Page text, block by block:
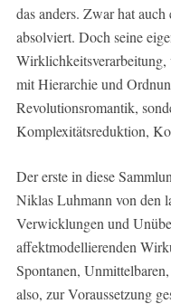
das anders. Zwar hat
absolviert. Doch seine
Wirklichkeitsverarbeitung,
mit Hierarchie und
Revolutionsromantik,
Komplexitätsreduktion,
Der erste in diese
Niklas Luhmann von den
Verwicklungen und
affektmodellierenden
Spontanen,
also, zur Voraussetzung